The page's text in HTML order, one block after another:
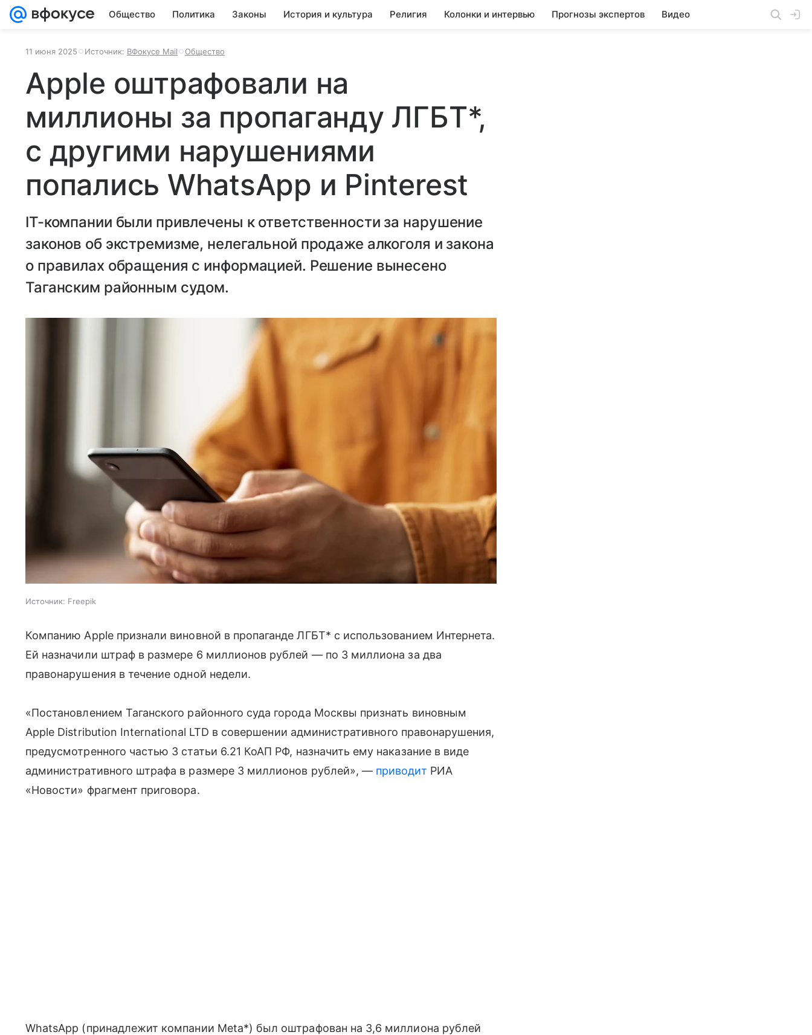
Общество Политика Законы История и культура Религия Колонки и интервью Прогнозы экспертов Видео
11 июня 2025 Источник: ВФокусе Mail Общество
Apple оштрафовали на
миллионы за пропаганду ЛГБТ*,
с другими нарушениями
попались WhatsApp и Pinterest
IT-компании были привлечены к ответственности за нарушение
законов об экстремизме, нелегальной продаже алкоголя и закона
о правилах обращения с информацией. Решение вынесено
Таганским районным судом.
Источник: Freepik
Компанию Apple признали виновной в пропаганде ЛГБТ* с использованием Интернета.
Ей назначили штраф в размере 6 миллионов рублей — по 3 миллиона за два
правонарушения в течение одной недели.
«Постановлением Таганского районного суда города Москвы признать виновным
Apple Distribution International LTD в совершении административного правонарушения,
предусмотренного частью 3 статьи 6.21 КоАП РФ, назначить ему наказание в виде
административного штрафа в размере 3 миллионов рублей», — приводит РИА
«Новости» фрагмент приговора.
WhatsApp (принадлежит компании Meta*) был оштрафован на 3,6 миллиона рублей